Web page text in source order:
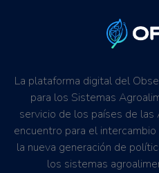
La plataforma digital del
para los Sistemas
servicio de los países de
encuentro para el
la nueva generación de
los sistemas